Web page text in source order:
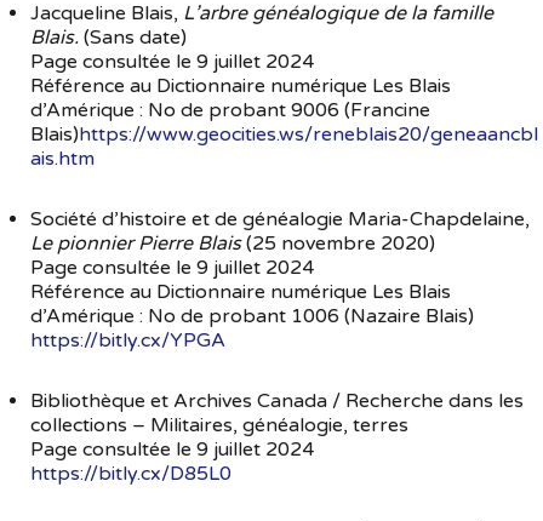
Jacqueline Blais, L’arbre généalogique de la famille
Blais. (Sans date)
Page consultée le 9 juillet 2024
Référence au Dictionnaire numérique Les Blais
d’Amérique : No de probant 9006 (Francine
Blais)https://www.geocities.ws/reneblais20/geneaancbl
ais.htm
Société d’histoire et de généalogie Maria-Chapdelaine,
Le pionnier Pierre Blais(25 novembre 2020)
Page consultée le 9 juillet 2024
Référence au Dictionnaire numérique Les Blais
d’Amérique : No de probant 1006 (Nazaire Blais)
https://bitly.cx/YPGA
Bibliothèque et Archives Canada / Recherche dans les
collections – Militaires, généalogie, terres
Page consultée le 9 juillet 2024
https://bitly.cx/D85L0